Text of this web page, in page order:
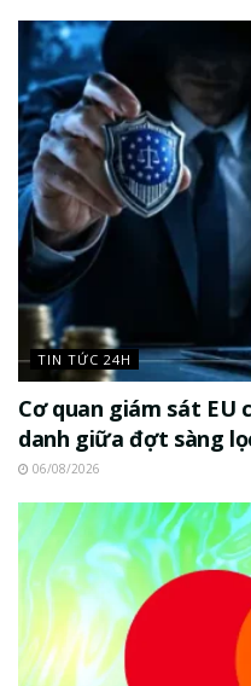
TIN TỨC 24H
Cơ quan giám sát EU
danh giữa đợt sàng
06/08/2026